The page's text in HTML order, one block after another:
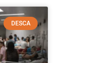
DESCA